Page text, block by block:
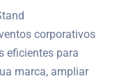
corporativos
eficientes para
marca, ampliar